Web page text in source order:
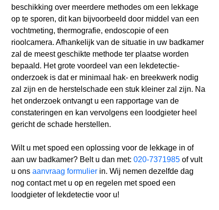
beschikking over meerdere methodes om een lekkage
op te sporen, dit kan bijvoorbeeld door middel van een
vochtmeting, thermografie, endoscopie of een
rioolcamera. Afhankelijk van de situatie in uw badkamer
zal de meest geschikte methode ter plaatse worden
bepaald. Het grote voordeel van een lekdetectie-
onderzoek is dat er minimaal hak- en breekwerk nodig
zal zijn en de herstelschade een stuk kleiner zal zijn. Na
het onderzoek ontvangt u een rapportage van de
constateringen en kan vervolgens een loodgieter heel
gericht de schade herstellen.
Wilt u met spoed een oplossing voor de lekkage in of
aan uw badkamer? Belt u dan met: 020-7371985of vult
u ons aanvraag formulierin. Wij nemen dezelfde dag
nog contact met u op en regelen met spoed een
loodgieter of lekdetectie voor u!